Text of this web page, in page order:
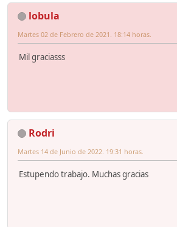
lobula
Martes 02 de Febrero de 2021. 18:14 horas.
Mil graciasss
Rodri
Martes 14 de Junio de 2022. 19:31 horas.
Estupendo trabajo. Muchas gracias